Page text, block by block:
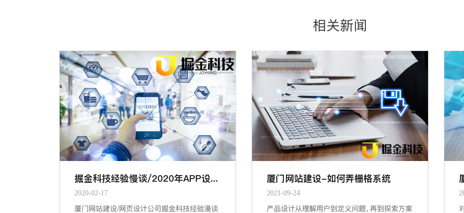
相关新闻
掘金科技经验慢谈/2020年APP设计趋势
2020-02-17
厦门网站建设/网页设计公司掘金科技经验漫谈
厦门网站建设-如何弄栅格系统
2021-09-24
产品设计从理解用户到定义问题，再到探索方案